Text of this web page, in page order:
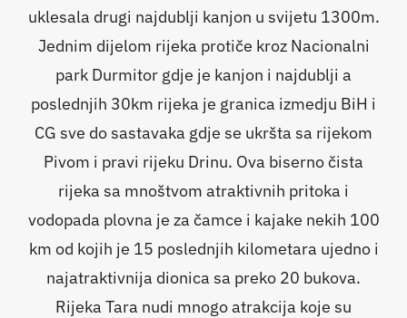
uklesala drugi najdublji kanjon u svijetu 1300m.
Jednim dijelom rijeka protiče kroz Nacionalni
park Durmitor gdje je kanjon i najdublji a
poslednjih 30km rijeka je granica izmedju BiH i
CG sve do sastavaka gdje se ukršta sa rijekom
Pivom i pravi rijeku Drinu. Ova biserno čista
rijeka sa mnoštvom atraktivnih pritoka i
vodopada plovna je za čamce i kajake nekih 100
km od kojih je 15 poslednjih kilometara ujedno i
najatraktivnija dionica sa preko 20 bukova.
Rijeka Tara nudi mnogo atrakcija koje su